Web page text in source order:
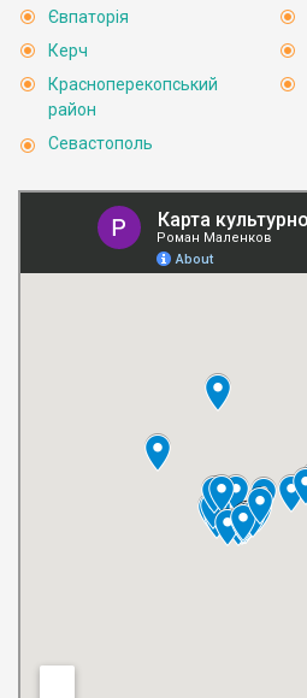
Євпаторія
Керч
Красноперекопський
район
Севастополь